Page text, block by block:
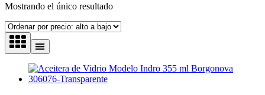
Mostrando el único resultado